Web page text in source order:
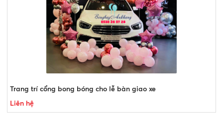
Trang trí cổng bong bóng cho lễ bàn giao xe
Liên hệ